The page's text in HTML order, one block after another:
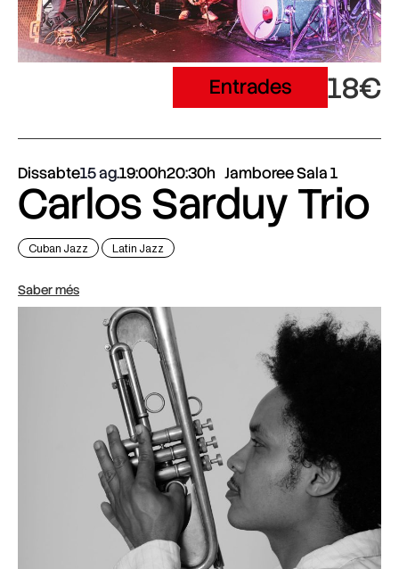
Entrades 18€
Dissabte15 ag.19:00h20:30h Jamboree Sala 1
Carlos Sarduy Trio
Cuban Jazz Latin Jazz
Saber més